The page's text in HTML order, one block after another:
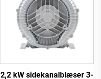
2,2 kW sidekanalblæser 3-